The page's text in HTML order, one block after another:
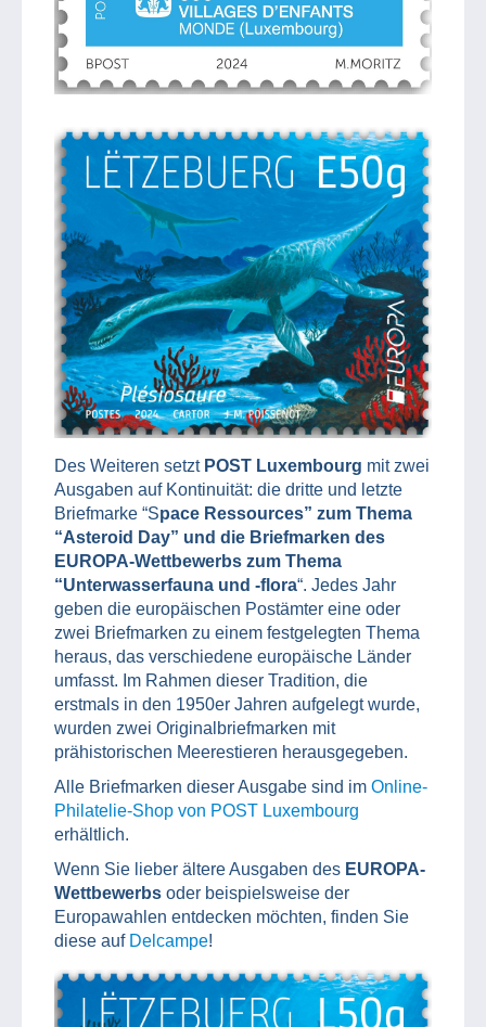
Des Weiteren setzt POST Luxembourg mit zwei
Ausgaben auf Kontinuität: die dritte und letzte
Briefmarke “Space Ressources” zum Thema
“Asteroid Day” und die Briefmarken des
EUROPA-Wettbewerbs zum Thema
“Unterwasserfauna und -flora“. Jedes Jahr
geben die europäischen Postämter eine oder
zwei Briefmarken zu einem festgelegten Thema
heraus, das verschiedene europäische Länder
umfasst. Im Rahmen dieser Tradition, die
erstmals in den 1950er Jahren aufgelegt wurde,
wurden zwei Originalbriefmarken mit
prähistorischen Meerestieren herausgegeben.
Alle Briefmarken dieser Ausgabe sind im Online-
Philatelie-Shop von POST Luxembourg
erhältlich.
Wenn Sie lieber ältere Ausgaben des EUROPA-
Wettbewerbs oder beispielsweise der
Europawahlen entdecken möchten, finden Sie
diese auf Delcampe!